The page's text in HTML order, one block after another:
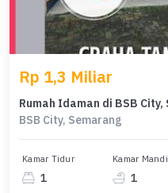
Rp 1,3 Miliar
BSB City, Semarang
Kamar Tidur
1
Kamar Mandi
1